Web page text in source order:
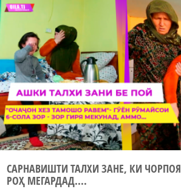
САРНАВИШТИ ТАЛХИ ЗАНЕ, КИ ЧОРПОЯ
РОҲ МЕГАРДАД....